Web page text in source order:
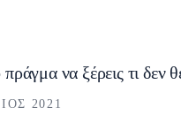
να ξέρεις τι δεν
2021